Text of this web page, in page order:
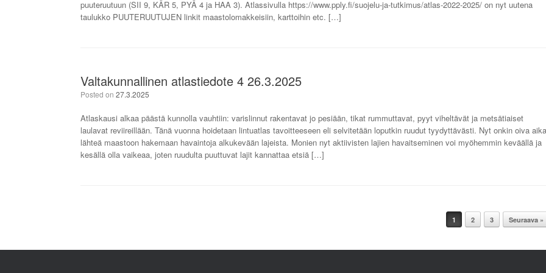
puuteruutuun (SII 9, KÄR 5, PYÄ 4 ja HAA 3). Atlassivulla https://www.pply.fi/suojelu-ja-tutkimus/atlas-2022-2025/ on nyt uutena
taulukko PUUTERUUTUJEN linkit maastolomakkeisiin, karttoihin etc. […]
Valtakunnallinen atlastiedote 4 26.3.2025
Posted on 27.3.2025
Atlaskausi alkaa päästä kunnolla vauhtiin: varislinnut rakentavat jo pesiään, tikat rummuttavat, pyyt viheltävät ja metsätiaiset
laulavat reviireillään. Tänä vuonna hoidetaan lintuatlas tavoitteeseen eli selvitetään loputkin ruudut tyydyttävästi. Nyt onkin oiva aika
lähteä maastoon hakemaan havaintoja alkukevään lajeista. Monien nyt aktiivisten lajien havaitseminen voi myöhemmin keväällä ja
kesällä olla vaikeaa, joten ruudulta puuttuvat lajit kannattaa etsiä […]
1 2 3 Seuraava »